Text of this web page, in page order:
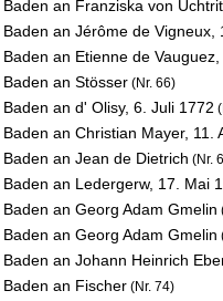
an Franziska von
an Jérôme de Vigneux,
an Etienne de Vauguez,
an Stösser (Nr. 66)
an d' Olisy, 6. Juli 1772
an Christian Mayer, 11.
an Jean de Dietrich (Nr.
an Ledergerw, 17. Mai
an Georg Adam Gmelin
an Georg Adam Gmelin
an Johann Heinrich
an Fischer (Nr. 74)